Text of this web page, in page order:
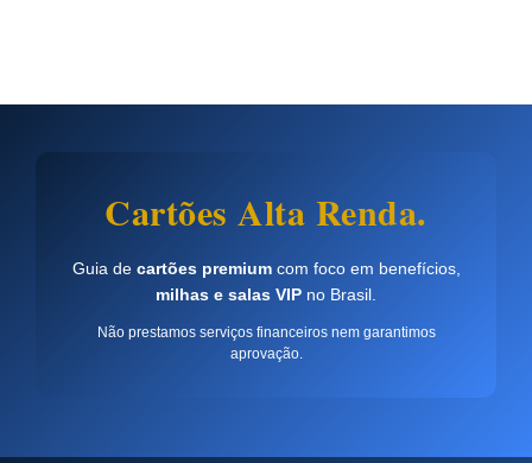
Cartões Alta Renda.
Guia de cartões premiumcom foco em benefícios,
milhas e salas VIP no Brasil.
Não prestamos serviços financeiros nem garantimos
aprovação.